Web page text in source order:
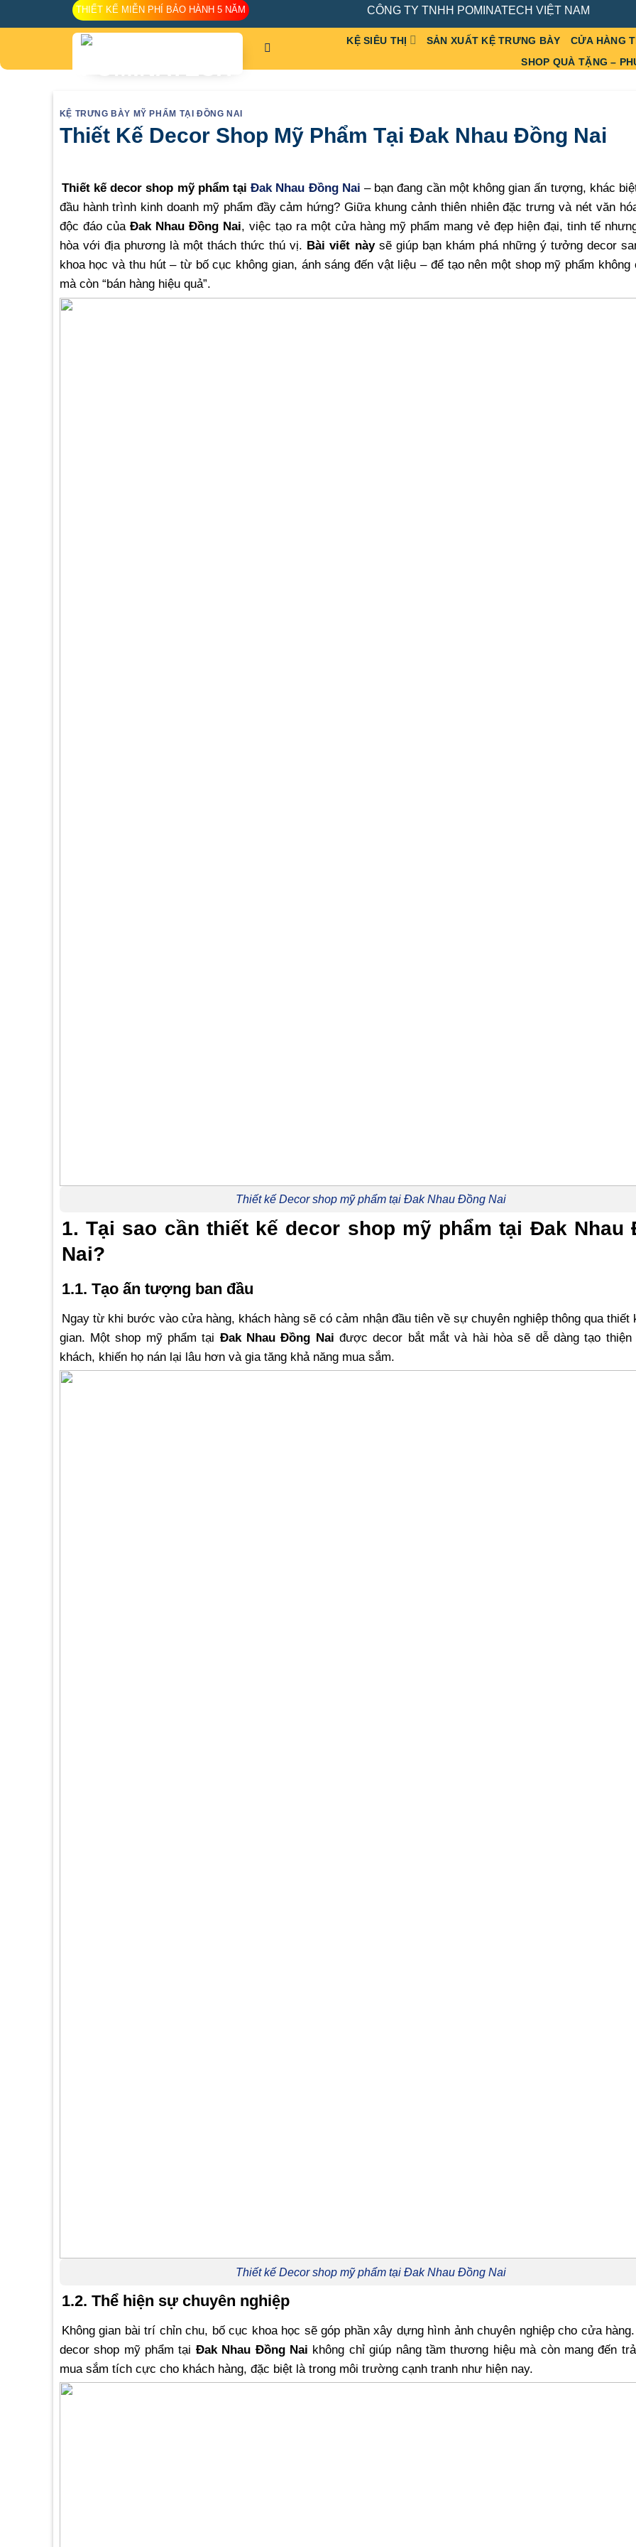
to
THIẾT KẾ MIỄN PHÍ BẢO HÀNH 5 NĂM CÔNG TY TNHH POMINATECH VIỆT NAM
KỆ SIÊU THỊ SẢN XUẤT KỆ TRƯNG BÀY
CỬA HÀNG
SHOP QUÀ TẶNG –
KỆ TRƯNG BÀY MỸ PHẨM TẠI ĐỒNG NAI
Thiết Kế Decor Shop Mỹ Phẩm Tại Đak Nhau Đồng Nai
Thiết kế decor shop mỹ phẩm tạiĐak Nhau Đồng Nai – bạn đang cần một không gian ấn tượng, khác
đầu hành trình kinh doanh mỹ phẩm đầy cảm hứng? Giữa khung cảnh thiên nhiên đặc trưng và nét văn
độc đáo của Đak Nhau Đồng Nai, việc tạo ra một cửa hàng mỹ phẩm mang vẻ đẹp hiện đại, tinh tế
hòa với địa phương là một thách thức thú vị. Bài viết nàysẽ giúp bạn khám phá những ý tưởng decor
khoa học và thu hút – từ bố cục không gian, ánh sáng đến vật liệu – để tạo nên một shop mỹ phẩm không
mà còn “bán hàng hiệu quả”.
Thiết kế Decor shop mỹ phẩm tại Đak Nhau Đồng Nai
1. Tại sao cần thiết kế decor shop mỹ phẩm tại Đak Nhau
Nai?
1.1. Tạo ấn tượng ban đầu
Ngay từ khi bước vào cửa hàng, khách hàng sẽ có cảm nhận đầu tiên về sự chuyên nghiệp thông qua thiết
gian. Một shop mỹ phẩm tại Đak Nhau Đồng Nai được decor bắt mắt và hài hòa sẽ dễ dàng tạo
khách, khiến họ nán lại lâu hơn và gia tăng khả năng mua sắm.
Thiết kế Decor shop mỹ phẩm tại Đak Nhau Đồng Nai
1.2. Thể hiện sự chuyên nghiệp
Không gian bài trí chỉn chu, bố cục khoa học sẽ góp phần xây dựng hình ảnh chuyên nghiệp cho cửa
decor shop mỹ phẩm tại Đak Nhau Đồng Nai không chỉ giúp nâng tầm thương hiệu mà còn mang đến
mua sắm tích cực cho khách hàng, đặc biệt là trong môi trường cạnh tranh như hiện nay.